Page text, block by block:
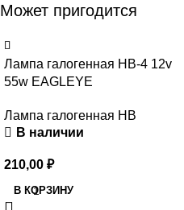
Может пригодится
Лампа галогенная НВ-4 12v
55w EAGLEYE
Лампа галогенная HB
В наличии
210,00 ₽
В КОРЗИНУ